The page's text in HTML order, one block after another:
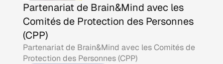
Partenariat de Brain&Mind avec les
Comités de Protection des Personnes
(CPP)
Partenariat de Brain&Mind avec les Comités de
Protection des Personnes (CPP)